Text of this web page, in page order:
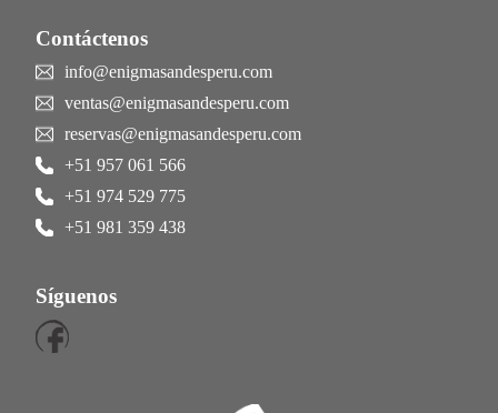
Contáctenos
info@enigmasandesperu.com
ventas@enigmasandesperu.com
reservas@enigmasandesperu.com
+51 957 061 566
+51 974 529 775
+51 981 359 438
Síguenos